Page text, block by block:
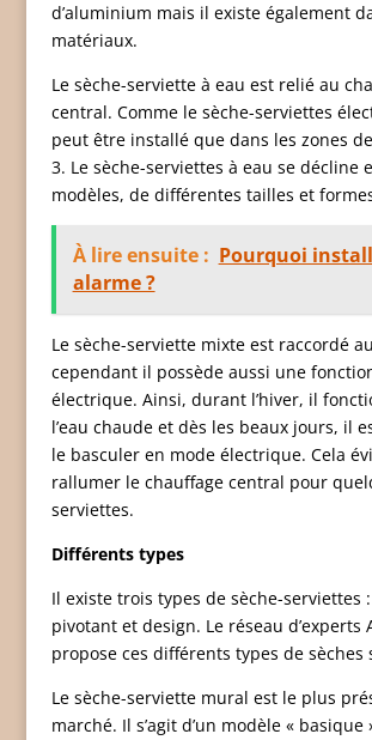
d’aluminium mais il existe également
matériaux.
Le sèche-serviette à eau est relié au
central. Comme le sèche-serviettes
peut être installé que dans les zones
3. Le sèche-serviettes à eau se décline
modèles, de différentes tailles et
À lire ensuite : Pourquoi
alarme ?
Le sèche-serviette mixte est raccordé
cependant il possède aussi une
électrique. Ainsi, durant l’hiver, il
l’eau chaude et dès les beaux jours, il
le basculer en mode électrique. Cela
rallumer le chauffage central pour
serviettes.
Différents types
Il existe trois types de sèche-serviettes
pivotant et design. Le réseau d’experts
propose ces différents types de sèches
Le sèche-serviette mural est le plus
marché. Il s’agit d’un modèle « basique